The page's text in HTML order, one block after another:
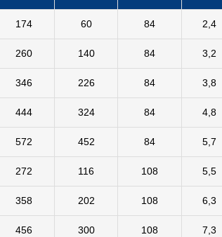
174 60 84 2,4
260 140 84 3,2
346 226 84 3,8
444 324 84 4,8
572 452 84 5,7
272 116 108 5,5
358 202 108 6,3
456 300 108 7,3